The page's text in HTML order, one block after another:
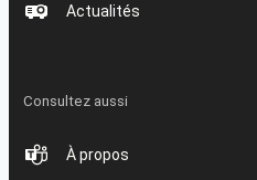
Actualités
Consultez aussi
À propos